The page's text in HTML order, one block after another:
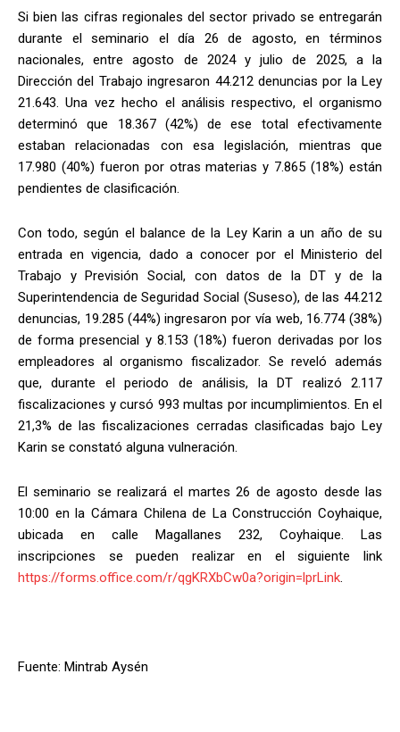
Si bien las cifras regionales del sector privado se entregarán
durante el seminario el día 26 de agosto, en términos
nacionales, entre agosto de 2024 y julio de 2025, a la
Dirección del Trabajo ingresaron 44.212 denuncias por la Ley
21.643. Una vez hecho el análisis respectivo, el organismo
determinó que 18.367 (42%) de ese total efectivamente
estaban relacionadas con esa legislación, mientras que
17.980 (40%) fueron por otras materias y 7.865 (18%) están
pendientes de clasificación.
Con todo, según el balance de la Ley Karin a un año de su
entrada en vigencia, dado a conocer por el Ministerio del
Trabajo y Previsión Social, con datos de la DT y de la
Superintendencia de Seguridad Social (Suseso), de las 44.212
denuncias, 19.285 (44%) ingresaron por vía web, 16.774 (38%)
de forma presencial y 8.153 (18%) fueron derivadas por los
empleadores al organismo fiscalizador. Se reveló además
que, durante el periodo de análisis, la DT realizó 2.117
fiscalizaciones y cursó 993 multas por incumplimientos. En el
21,3% de las fiscalizaciones cerradas clasificadas bajo Ley
Karin se constató alguna vulneración.
El seminario se realizará el martes 26 de agosto desde las
10:00 en la Cámara Chilena de La Construcción Coyhaique,
ubicada en calle Magallanes 232, Coyhaique. Las
inscripciones se pueden realizar en el siguiente link
https://forms.office.com/r/qgKRXbCw0a?origin=lprLink.
Fuente: Mintrab Aysén